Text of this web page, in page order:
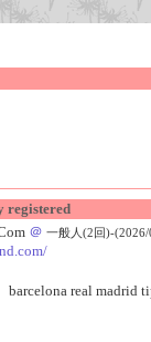
＠ 一般人(2回)-
barcelona real madrid